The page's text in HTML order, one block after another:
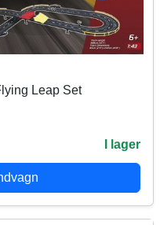
Leap Set
I lager